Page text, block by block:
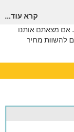
טבע
פנורמי עוצר
קרא עוד...
אם מצאתם אותנו
להשוות מחיר